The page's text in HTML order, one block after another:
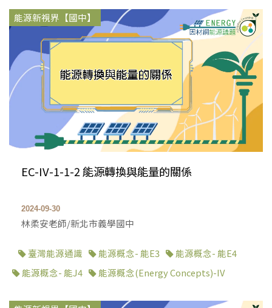
能源新視界【國中】
EC-IV-1-1-2 能源轉換與能量的關係
2024-09-30
林柔安老師/新北市義學國中
臺灣能源通識 能源概念- 能E3
能源概念- 能E4
能源概念- 能J4
能源概念(Energy Concepts)-IV